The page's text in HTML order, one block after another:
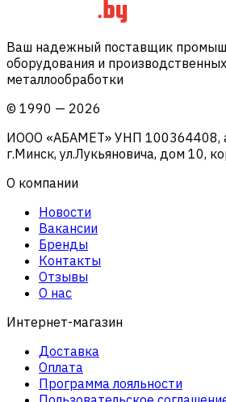
Ваш надежный поставщик
оборудования и
металлообработки
© 1990 — 2026
ИООО «АБАМЕТ» УНП 100364408,
г.Минск, ул.Лукьяновича, дом 10,
О компании
Новости
Вакансии
Бренды
Контакты
Отзывы
О нас
Интернет-магазин
Доставка
Оплата
Программа лояльности